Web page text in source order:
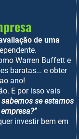
de uma
Warren Buffett e
baratas... e obter
ano!
E por isso vais
sabemos se estamos
investir bem em